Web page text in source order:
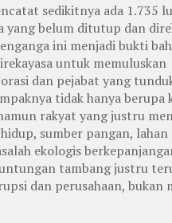
sedikitnya ada 1.735
yang belum ditutup dan
ini menjadi bukti
untuk memuluskan
dan pejabat yang
tidak hanya berupa
rakyat yang justru
sumber pangan,
ekologis
tambang justru
dan perusahaan, bukan